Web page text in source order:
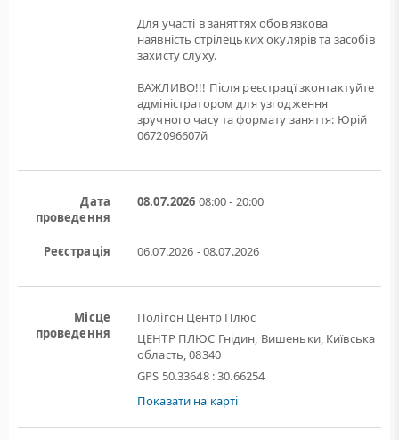
Для участі в заняттях обов'язкова
наявність стрілецьких окулярів та засобів
захисту слуху.
ВАЖЛИВО!!! Після реєстрацї зконтактуйте
адміністратором для узгодження
зручного часу та формату заняття: Юрій
0672096607й
Дата
проведення
08.07.2026 08:00 - 20:00
Реєстрація 06.07.2026 - 08.07.2026
Місце
проведення
Полігон Центр Плюс
ЦЕНТР ПЛЮС Гнідин, Вишеньки, Київська
область, 08340
GPS 50.33648 : 30.66254
Показати на карті